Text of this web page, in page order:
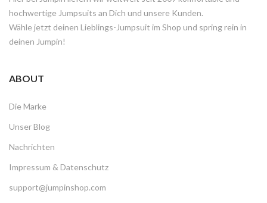
hochwertige Jumpsuits an Dich und unsere Kunden.
Wähle jetzt deinen Lieblings-Jumpsuit im Shop und spring rein in
deinen Jumpin!
ABOUT
Die Marke
Unser Blog
Nachrichten
Impressum & Datenschutz
support@jumpinshop.com